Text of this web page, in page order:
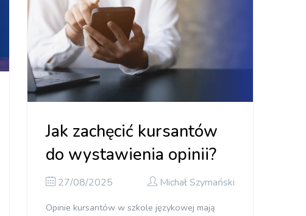
Jak zachęcić kursantów
do wystawienia opinii?
27/08/2025 Michał Szymański
Opinie kursantów w szkole językowej mają